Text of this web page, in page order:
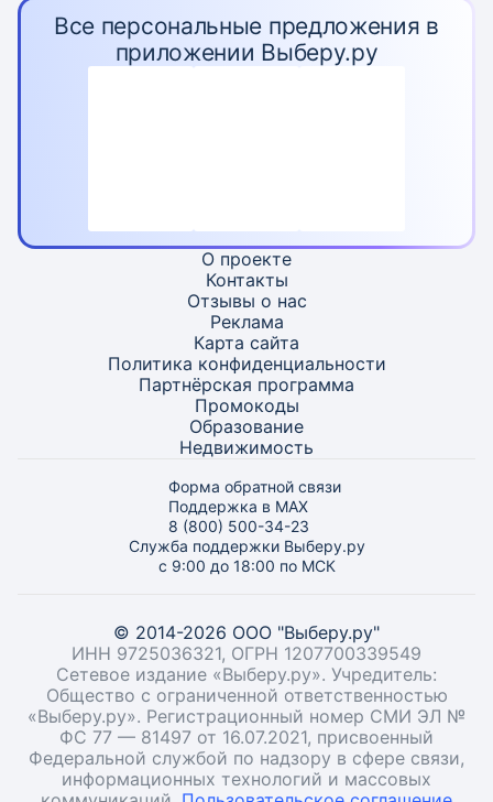
Все персональные предложения в
приложении Выберу.ру
О проекте
Контакты
Отзывы о нас
Реклама
Карта сайта
Политика конфиденциальности
Партнёрская программа
Промокоды
Образование
Недвижимость
Форма обратной связи
Поддержка в MAX
8 (800) 500-34-23
Служба поддержки Выберу.ру
с 9:00 до 18:00 по МСК
© 2014-2026 ООО "Выберу.ру"
ИНН 9725036321, ОГРН 1207700339549
Сетевое издание «Выберу.ру». Учредитель:
Общество с ограниченной ответственностью
«Выберу.ру». Регистрационный номер СМИ ЭЛ №
ФС 77 — 81497 от 16.07.2021, присвоенный
Федеральной службой по надзору в сфере связи,
информационных технологий и массовых